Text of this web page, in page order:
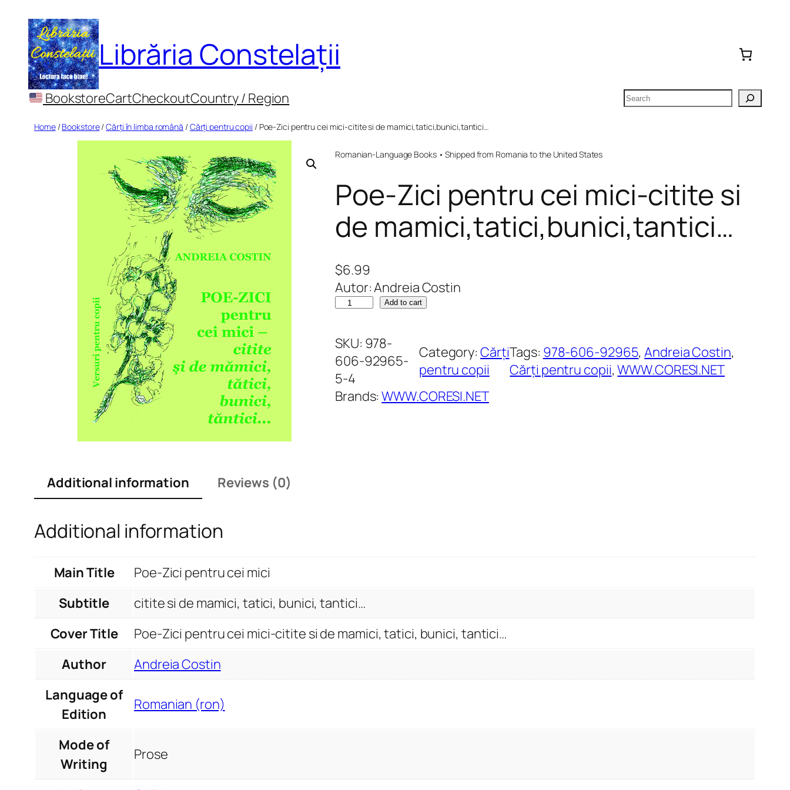
content
Librăria Constelații
BookstoreCartCheckoutCountry / Region Search
Home/Bookstore/Cărți în limba română /Cărți pentru copii / Poe-Zici pentru cei mici-citite si de mamici,tatici,bunici,tantici…
Romanian-Language Books • Shipped from Romania to the United States
Poe-Zici pentru cei mici-citite si
de mamici,tatici,bunici,tantici…
$6.99
Autor: Andreia Costin
P
e
-
Z
i
i
m
i
c
-
t
e
Add to cart
SKU: 978-
606-92965-
5-4
Category: Cărți
pentru copii
Tags: 978-606-92965, Andreia Costin
Cărți pentru copii, WWW.CORESI.NET
Brands:WWW.CORESI.NET
Additional information Reviews (0)
Additional information
Main Title
Poe-Zici pentru cei mici
Subtitle
citite si de mamici, tatici, bunici, tantici…
Cover Title
Poe-Zici pentru cei mici-citite si de mamici, tatici, bunici, tantici…
Author
Andreia Costin
Language of
Edition
Romanian (ron)
Mode of
Writing
Prose